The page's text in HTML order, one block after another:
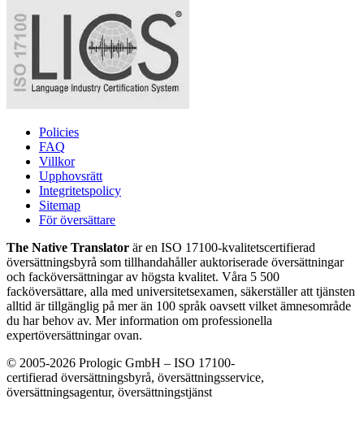
Policies
FAQ
Villkor
Upphovsrätt
Integritetspolicy
Sitemap
För översättare
The Native Translator är en ISO 17100-kvalitetscertifierad
översättningsbyrå som tillhandahåller auktoriserade översättningar
och facköversättningar av högsta kvalitet. Våra 5 500
facköversättare, alla med universitetsexamen, säkerställer att tjänsten
alltid är tillgänglig på mer än 100 språk oavsett vilket ämnesområde
du har behov av. Mer information om professionella
expertöversättningar ovan.
© 2005-2026 Prologic GmbH – ISO 17100-
certifierad översättningsbyrå, översättningsservice,
översättningsagentur, översättningstjänst